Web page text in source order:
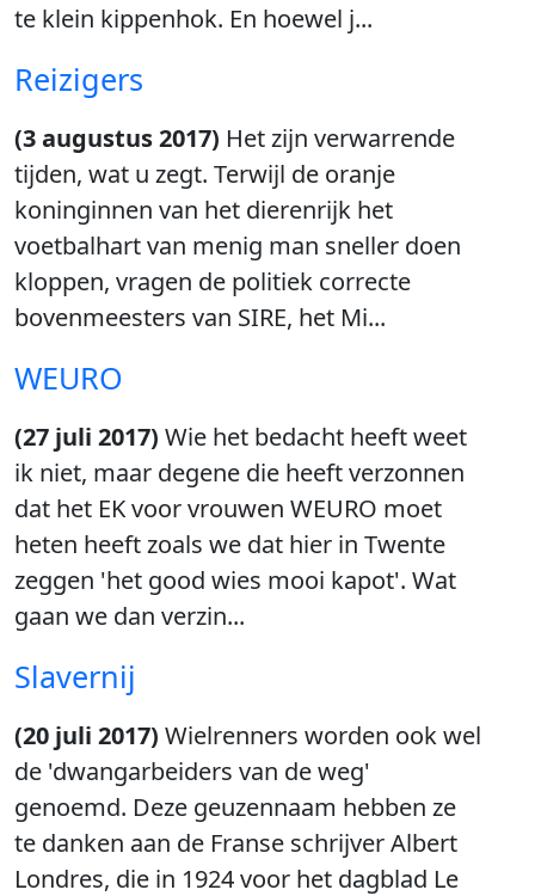
te klein kippenhok. En hoewel j...
Reizigers
(3 augustus 2017) Het zijn verwarrende
tijden, wat u zegt. Terwijl de oranje
koninginnen van het dierenrijk het
voetbalhart van menig man sneller doen
kloppen, vragen de politiek correcte
bovenmeesters van SIRE, het Mi...
WEURO
(27 juli 2017) Wie het bedacht heeft weet
ik niet, maar degene die heeft verzonnen
dat het EK voor vrouwen WEURO moet
heten heeft zoals we dat hier in Twente
zeggen 'het good wies mooi kapot'. Wat
gaan we dan verzin...
Slavernij
(20 juli 2017) Wielrenners worden ook wel
de 'dwangarbeiders van de weg'
genoemd. Deze geuzennaam hebben ze
te danken aan de Franse schrijver Albert
Londres, die in 1924 voor het dagblad Le